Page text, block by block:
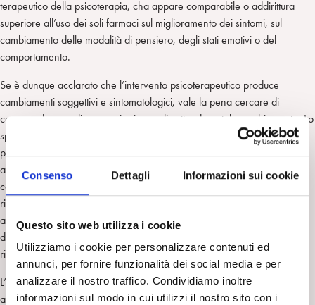
Consenso Dettagli Informazioni sui cookie
Questo sito web utilizza i cookie
Utilizziamo i cookie per personalizzare contenuti ed
annunci, per fornire funzionalità dei social media e per
analizzare il nostro traffico. Condividiamo inoltre
informazioni sul modo in cui utilizzi il nostro sito con i
terapeutico della psicoterapia, cha appare comparabile o addirittura
superiore all’uso dei soli farmaci sul miglioramento dei sintomi, sul
cambiamento delle modalità di pensiero, degli stati emotivi o del
comportamento.
Se è dunque acclarato che l’intervento psicoterapeutico produce
cambiamenti soggettivi e sintomatologici, vale la pena cercare di
comprendere quali meccanismi neurali sottendano tale cambiamento. Lo
specifico del presente lavoro, pertanto, in aggiunta a quanto già
presente in letteratura, è il suo focus di indagine sugli studi effettuati
attraverso la tecnica di risonanza magnetica funzionale (fMRI), sia in
condizioni di stimolo (
task emotivo-cognitivi
riposo (
avvengano dopo un percorso di psicoterapia, ma anche per
discriminare eventuali specificità della psicoterapia psicodinamica
rispetto ad altre tecniche.
L’insieme dei 38 studi ritenuti valutabili secondo i parametri di ricerca
applicati, ha permesso di esaminare un campione complessivo di più di